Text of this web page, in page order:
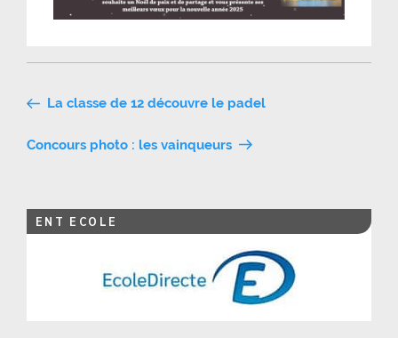
Navigation
de
La classe de 12 découvre le padel
Concours photo : les vainqueurs
ENT ECOLE